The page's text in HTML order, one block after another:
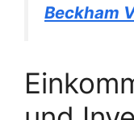
Beckham